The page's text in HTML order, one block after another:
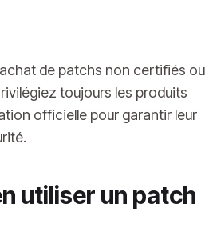
de patchs non certifiés ou
toujours les produits
officielle pour garantir leur
utiliser un patch